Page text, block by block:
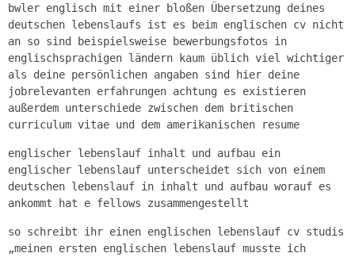
bwler englisch mit einer bloßen Übersetzung deines
deutschen lebenslaufs ist es beim englischen cv nicht
an so sind beispielsweise bewerbungsfotos in
englischsprachigen ländern kaum üblich viel wichtiger
als deine persönlichen angaben sind hier deine
jobrelevanten erfahrungen achtung es existieren
außerdem unterschiede zwischen dem britischen
curriculum vitae und dem amerikanischen resume
englischer lebenslauf inhalt und aufbau ein
englischer lebenslauf unterscheidet sich von einem
deutschen lebenslauf in inhalt und aufbau worauf es
ankommt hat e fellows zusammengestellt
so schreibt ihr einen englischen lebenslauf cv studis
„meinen ersten englischen lebenslauf musste ich